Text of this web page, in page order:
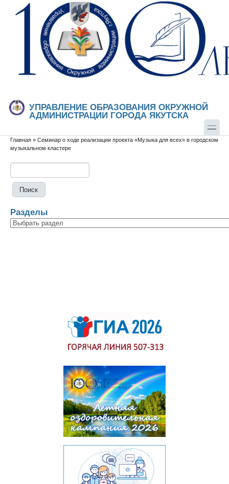
Перейти к основному содержанию
Skip to search
УПРАВЛЕНИЕ ОБРАЗОВАНИЯ ОКРУЖНОЙ
АДМИНИСТРАЦИИ ГОРОДА ЯКУТСКА
Вы здесь
Главная » Семинар о ходе реализации проекта «Музыка для всех» в городском
музыкальном кластере
Разделы